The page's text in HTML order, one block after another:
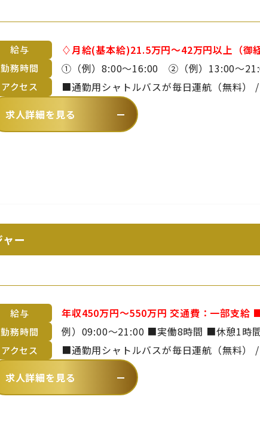
給与
♢月給(基本給)21.5万円～42万円以上（御経験スキル
途支給です。 ※詳細は備考欄をご覧ください。 ■昇給年1回 ■賞与年
齢や経験を考慮のうえ、当社規定により決
勤務時間
①（例）8:00～16:00 ②（例）13:00～21:00 ※上記時間は一例。実
間、休憩1時間の勤務形態。 ※曜日・日数・時間は変わる場合あり ※休日勤
務・残業・早出をお願いする場合あり
アクセス
■通勤用シャトルバスが毎日運航（無料）
～中村まで約20分）【 バスでお越しの場
ら徒歩2分
求人詳細を見る
ー
給与
年収450万円～550万円 交通費：一部支給 ■上限45,000円/月 ※マイカー通勤
は淡路島在住の方のみ許可 ◇月給28～41万円 ◇年収450～550万円（月給＋管
理職手当＋賞与） ■昇給年1回 ■賞与年2回 ※年齢や経験を考慮のうえ、当社
規定により決定いたします
勤務時間
アクセス
■通勤用シャトルバスが毎日運航（無料）
～中村まで約20分）【 バスでお越しの場
ら徒歩2分
求人詳細を見る